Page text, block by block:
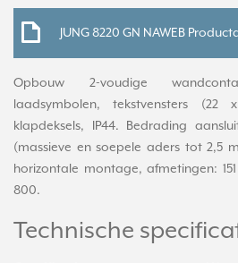
JUNG 8220 GN NAWEB
Opbouw 2-voudige
laadsymbolen, tekstvensters
klapdeksels, IP44. Bedrading
(massieve en soepele aders tot 2,5
horizontale montage, afmetingen:
800.
Technische